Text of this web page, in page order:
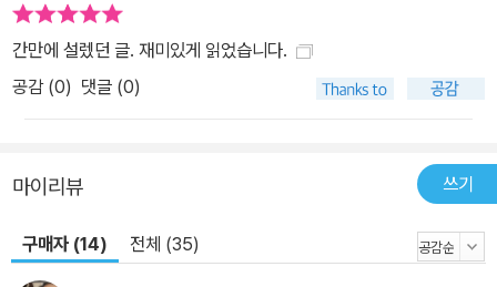
간만에 설렜던 글. 재미있게 읽었습니다.
공감 (0) 댓글 (0)
마이리뷰 쓰기
구매자 (14) 전체 (35)